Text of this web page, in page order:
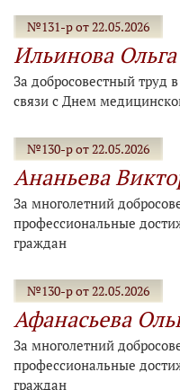
№131-р от 22.05.2026
Ильинова
За добросовестный труд
связи с Днем
№130-р от 22.05.2026
Ананьева
За многолетний
профессиональные
граждан
№130-р от 22.05.2026
Афанасьева
За многолетний
профессиональные
граждан